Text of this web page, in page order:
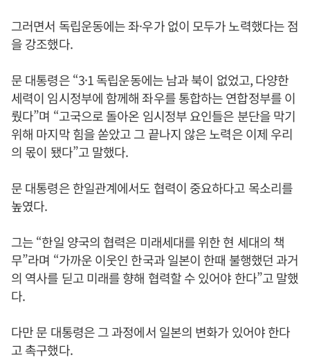
그러면서 독립운동에는 좌·우가 없이 모두가 노력했다는 점
을 강조했다.
문 대통령은 “3·1 독립운동에는 남과 북이 없었고, 다양한
세력이 임시정부에 함께해 좌우를 통합하는 연합정부를 이
뤘다”며 “고국으로 돌아온 임시정부 요인들은 분단을 막기
위해 마지막 힘을 쏟았고 그 끝나지 않은 노력은 이제 우리
의 몫이 됐다”고 말했다.
문 대통령은 한일관계에서도 협력이 중요하다고 목소리를
높였다.
그는 “한일 양국의 협력은 미래세대를 위한 현 세대의 책
무”라며 “가까운 이웃인 한국과 일본이 한때 불행했던 과거
의 역사를 딛고 미래를 향해 협력할 수 있어야 한다”고 말했
다.
다만 문 대통령은 그 과정에서 일본의 변화가 있어야 한다
고 촉구했다.